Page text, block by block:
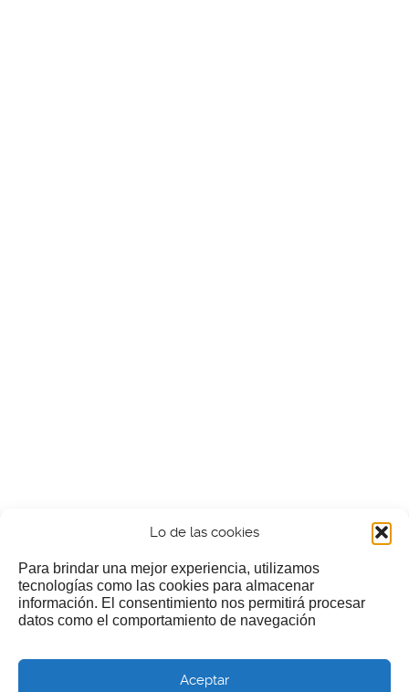
Lo de las cookies
Para brindar una mejor experiencia, utilizamos
tecnologías como las cookies para almacenar
información. El consentimiento nos permitirá procesar
datos como el comportamiento de navegación
Aceptar
¿Nos invitas a un cafecillo?
Si te gusta nuestra web puedes echar limosna a estos